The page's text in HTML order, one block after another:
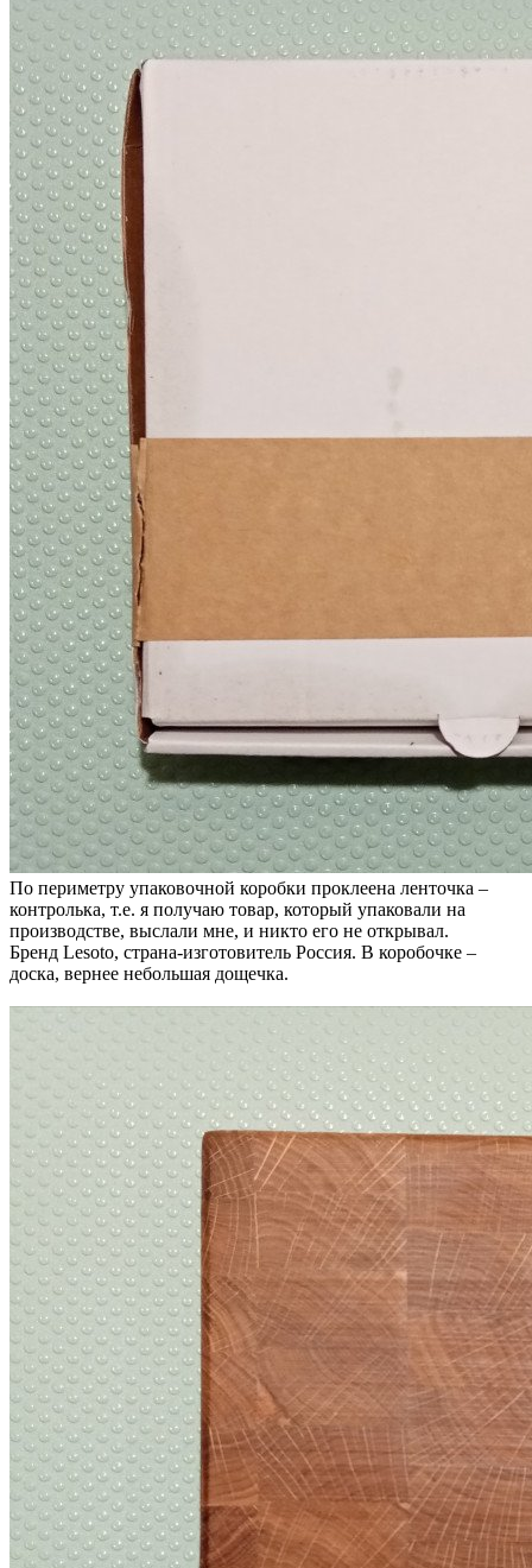
По периметру упаковочной коробки проклеена ленточка –
контролька, т.е. я получаю товар, который упаковали на
производстве, выслали мне, и никто его не открывал.
Бренд Lesoto, страна-изготовитель Россия. В коробочке –
доска, вернее небольшая дощечка.